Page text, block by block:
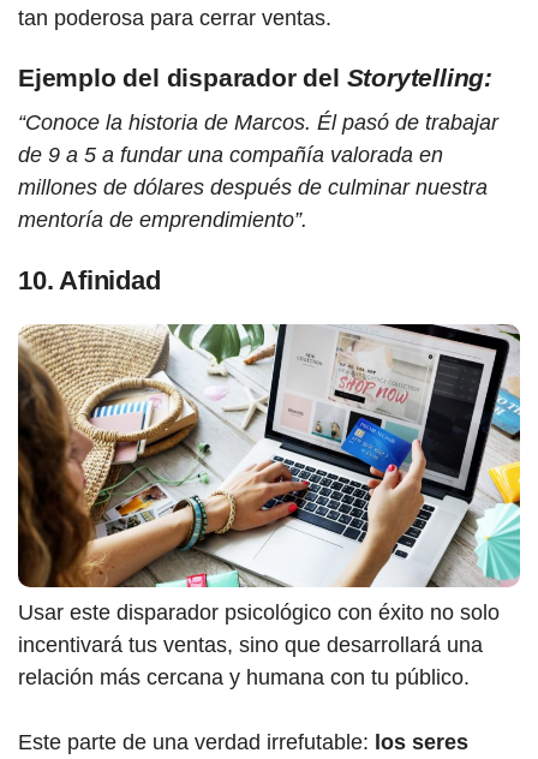
tan poderosa para cerrar ventas.
Ejemplo del disparador del Storytelling:
“Conoce la historia de Marcos. Él pasó de trabajar
de 9 a 5 a fundar una compañía valorada en
millones de dólares después de culminar nuestra
mentoría de emprendimiento”.
10. Afinidad
Usar este disparador psicológico con éxito no solo
incentivará tus ventas, sino que desarrollará una
relación más cercana y humana con tu público.
Este parte de una verdad irrefutable: los seres